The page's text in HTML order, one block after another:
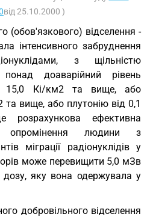
від 25.10.2000 )
(обов'язкового) відселення -
інтенсивного забруднення
з щільністю
доаварійний рівень
15,0 Кі/км2 та вище, або
та вище, або плутонію від 0,1
ефективна
опромінення людини з
міграції радіонуклідів у
може перевищити 5,0 мЗв
яку вона одержувала у
добровільного відселення